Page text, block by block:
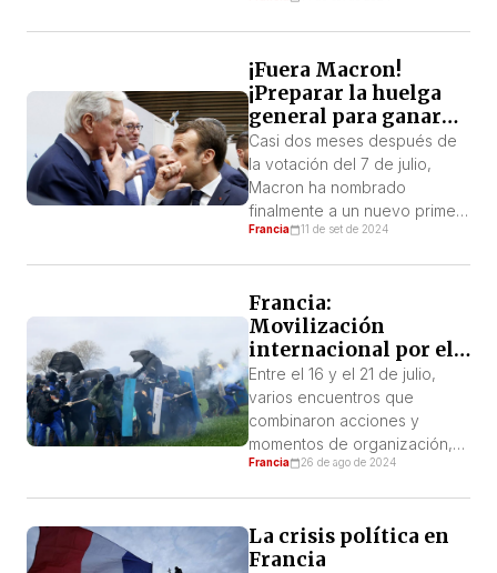
años, Gisèle fue drogada por
su marido y violada sin su
conocimiento más de cien
veces por unos cincuenta
hombres, también acusados
de violación […]
¡Fuera Macron!
¡Preparar la huelga
general para ganar
las reivindicaciones!
Casi dos meses después de
la votación del 7 de julio,
Macron ha nombrado
finalmente a un nuevo primer
ministro. Esta decisión
de la segunda vuelta de las
elecciones legislativas
anticipadas. No sólo Michel
Barnier le ofrece todas las
garantías para continuar con
la misma política […]
Francia 11 de set de 2024
Francia:
Movilización
internacional por el
agua (y más)
Entre el 16 y el 21 de julio,
varios encuentros que
combinaron acciones y
momentos de organización,
reunieron a más de 30.000
formaban parte de una serie
de protestas contra las
Francia 26 de ago de 2024
La crisis política en
Francia